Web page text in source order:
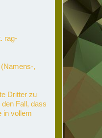
rag-
,
Dritter zu
Fall, dass
in vollem